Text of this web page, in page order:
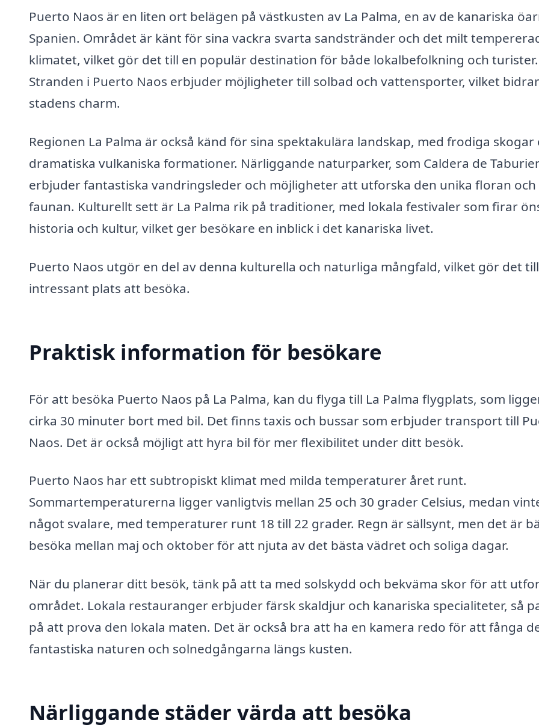
Puerto Naos är en liten ort belägen på västkusten av La Palma, en av de kanariska
Spanien. Området är känt för sina vackra svarta sandstränder och det milt
klimatet, vilket gör det till en populär destination för både lokalbefolkning och turister.
Stranden i Puerto Naos erbjuder möjligheter till solbad och vattensporter, vilket
stadens charm.
Regionen La Palma är också känd för sina spektakulära landskap, med frodiga skogar
dramatiska vulkaniska formationer. Närliggande naturparker, som Caldera de
erbjuder fantastiska vandringsleder och möjligheter att utforska den unika floran och
faunan. Kulturellt sett är La Palma rik på traditioner, med lokala festivaler som firar
historia och kultur, vilket ger besökare en inblick i det kanariska livet.
Puerto Naos utgör en del av denna kulturella och naturliga mångfald, vilket gör det
intressant plats att besöka.
Praktisk information för besökare
För att besöka Puerto Naos på La Palma, kan du flyga till La Palma flygplats, som
cirka 30 minuter bort med bil. Det finns taxis och bussar som erbjuder transport till
Naos. Det är också möjligt att hyra bil för mer flexibilitet under ditt besök.
Puerto Naos har ett subtropiskt klimat med milda temperaturer året runt.
Sommartemperaturerna ligger vanligtvis mellan 25 och 30 grader Celsius, medan
något svalare, med temperaturer runt 18 till 22 grader. Regn är sällsynt, men det är
besöka mellan maj och oktober för att njuta av det bästa vädret och soliga dagar.
När du planerar ditt besök, tänk på att ta med solskydd och bekväma skor för att
området. Lokala restauranger erbjuder färsk skaldjur och kanariska specialiteter, så
på att prova den lokala maten. Det är också bra att ha en kamera redo för att fånga
fantastiska naturen och solnedgångarna längs kusten.
Närliggande städer värda att besöka